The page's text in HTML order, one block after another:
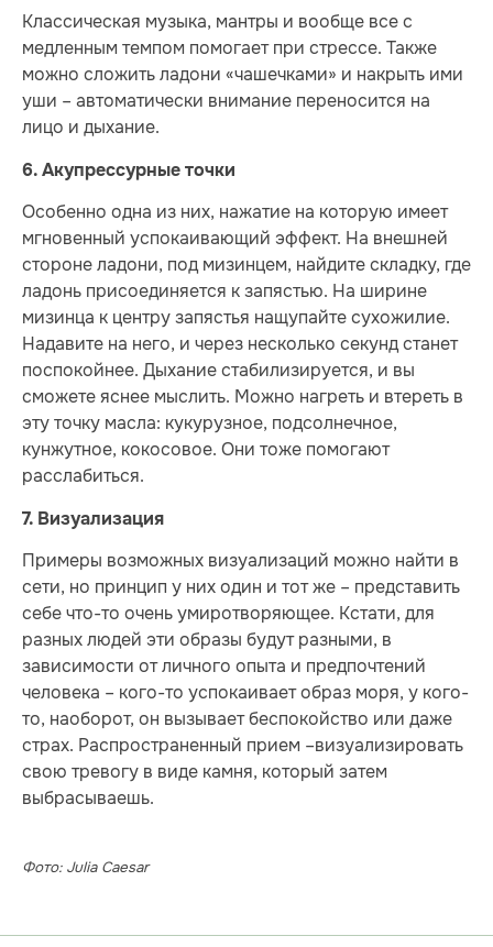
Классическая музыка, мантры и вообще все с
медленным темпом помогает при стрессе. Также
можно сложить ладони «чашечками» и накрыть ими
уши – автоматически внимание переносится на
лицо и дыхание.
6. Акупрессурные точки
Особенно одна из них, нажатие на которую имеет
мгновенный успокаивающий эффект. На внешней
стороне ладони, под мизинцем, найдите складку, где
ладонь присоединяется к запястью. На ширине
мизинца к центру запястья нащупайте сухожилие.
Надавите на него, и через несколько секунд станет
поспокойнее. Дыхание стабилизируется, и вы
сможете яснее мыслить. Можно нагреть и втереть в
эту точку масла: кукурузное, подсолнечное,
кунжутное, кокосовое. Они тоже помогают
расслабиться.
7. Визуализация
Примеры возможных визуализаций можно найти в
сети, но принцип у них один и тот же – представить
себе что-то очень умиротворяющее. Кстати, для
разных людей эти образы будут разными, в
зависимости от личного опыта и предпочтений
человека – кого-то успокаивает образ моря, у кого-
то, наоборот, он вызывает беспокойство или даже
страх. Распространенный прием –визуализировать
свою тревогу в виде камня, который затем
выбрасываешь.
Фото: Julia Caesar